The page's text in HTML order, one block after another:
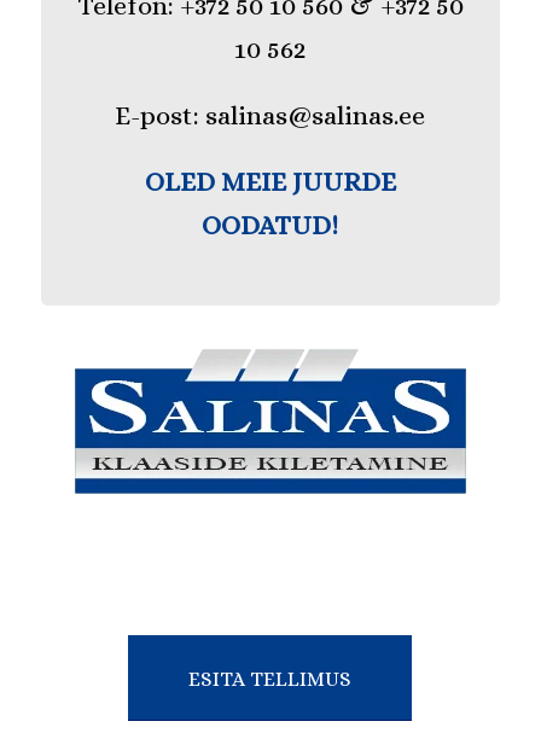
10 562
E-post: salinas@salinas.ee
OLED MEIE JUURDE
OODATUD!
ESITA TELLIMUS